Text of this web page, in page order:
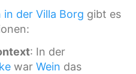
der Villa Borg gibt es
: In der
warWein das